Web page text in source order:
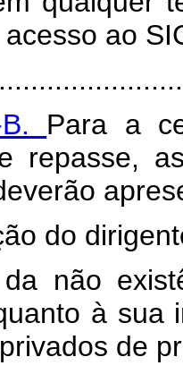
ao
Para a
repasse,
do
não
à sua
de